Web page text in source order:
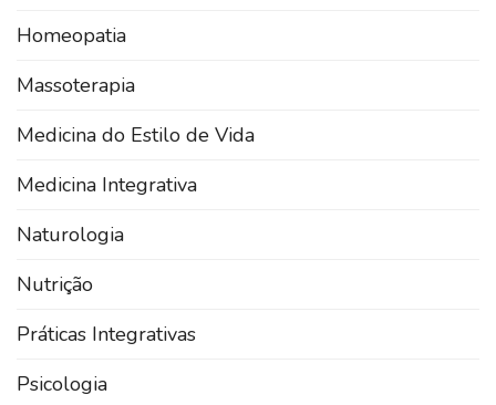
Homeopatia
Massoterapia
Medicina do Estilo de Vida
Medicina Integrativa
Naturologia
Nutrição
Práticas Integrativas
Psicologia